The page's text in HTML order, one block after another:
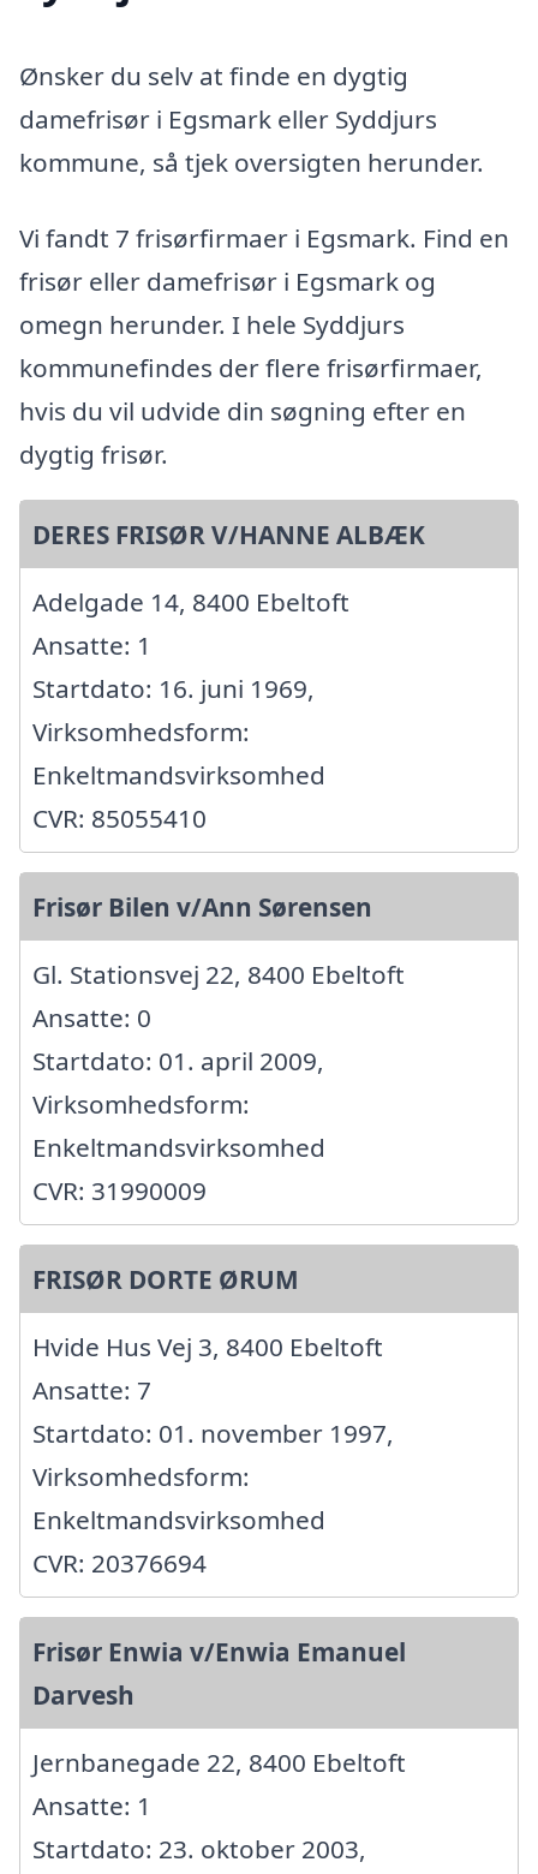
Ønsker du selv at finde en dygtig
damefrisør i Egsmark eller Syddjurs
kommune, så tjek oversigten herunder.
Vi fandt 7 frisørfirmaer i Egsmark. Find en
frisør eller damefrisør i Egsmark og
omegn herunder. I hele Syddjurs
kommunefindes der flere frisørfirmaer,
hvis du vil udvide din søgning efter en
dygtig frisør.
DERES FRISØR V/HANNE ALBÆK
Adelgade 14, 8400 Ebeltoft
Ansatte: 1
Startdato: 16. juni 1969,
Virksomhedsform:
Enkeltmandsvirksomhed
CVR: 85055410
Frisør Bilen v/Ann Sørensen
Gl. Stationsvej 22, 8400 Ebeltoft
Ansatte: 0
Startdato: 01. april 2009,
Virksomhedsform:
Enkeltmandsvirksomhed
CVR: 31990009
FRISØR DORTE ØRUM
Hvide Hus Vej 3, 8400 Ebeltoft
Ansatte: 7
Startdato: 01. november 1997,
Virksomhedsform:
Enkeltmandsvirksomhed
CVR: 20376694
Frisør Enwia v/Enwia Emanuel
Darvesh
Jernbanegade 22, 8400 Ebeltoft
Ansatte: 1
Startdato: 23. oktober 2003,